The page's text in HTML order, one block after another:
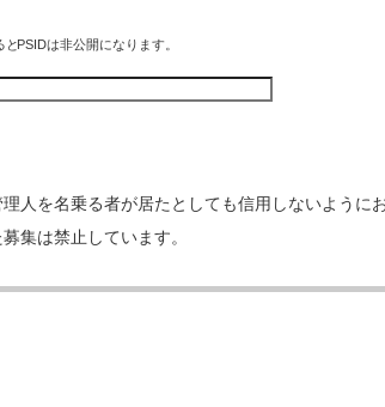
とPSIDは非公開になります。
人を名乗る者が居たとしても信用しないように
集は禁止しています。